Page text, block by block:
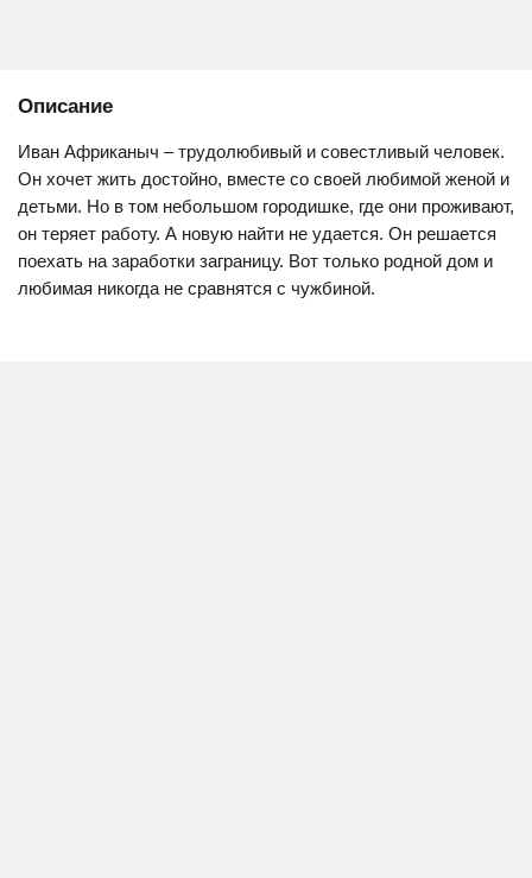
Описание
Иван Африканыч – трудолюбивый и совестливый человек.
Он хочет жить достойно, вместе со своей любимой женой и
детьми. Но в том небольшом городишке, где они проживают,
он теряет работу. А новую найти не удается. Он решается
поехать на заработки заграницу. Вот только родной дом и
любимая никогда не сравнятся с чужбиной.